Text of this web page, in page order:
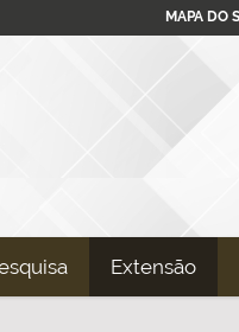
MAPA DO
Extensão